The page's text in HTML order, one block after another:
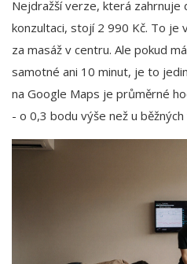
Nejdražší verze, která zahrnuje
konzultaci, stojí 2 990 Kč. To je
za masáž v centru. Ale pokud
samotné ani 10 minut, je to
na Google Maps je průměrné
- o 0,3 bodu výše než u